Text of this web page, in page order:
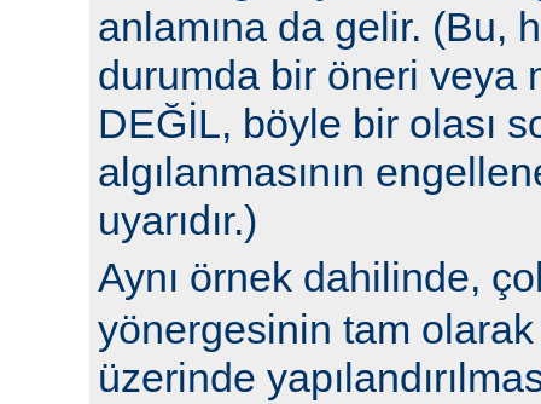
anlamına da gelir. (Bu,
durumda bir öneri veya
DEĞİL, böyle bir olası
algılanmasının
uyarıdır.)
Aynı örnek dahilinde,
yönergesinin tam olarak
üzerinde